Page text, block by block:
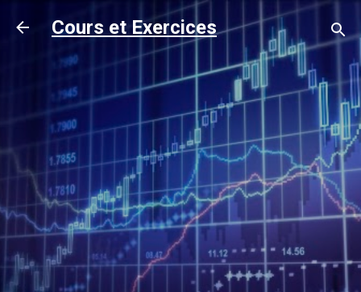
Accéder au contenu principal
Cours et Exercices